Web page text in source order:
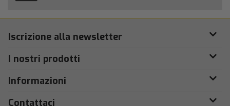
Iscrizione alla newsletter
I nostri prodotti
Informazioni
Contattaci